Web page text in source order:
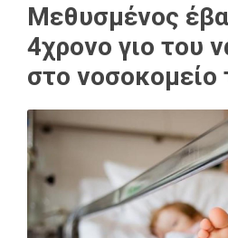
Μεθυσμένος
4χρονο γιο του
στο νοσοκομείο